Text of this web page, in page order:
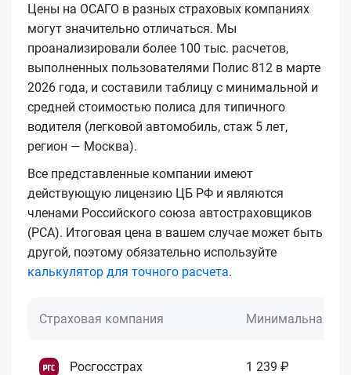
Цены на ОСАГО в разных страховых компаниях
могут значительно отличаться. Мы
проанализировали более 100 тыс. расчетов,
выполненных пользователями Полис 812 в марте
2026 года, и составили таблицу с минимальной и
средней стоимостью полиса для типичного
водителя (легковой автомобиль, стаж 5 лет,
регион — Москва).
Все представленные компании имеют
действующую лицензию ЦБ РФ и являются
членами Российского союза автостраховщиков
(РСА). Итоговая цена в вашем случае может быть
другой, поэтому обязательно используйте
калькулятор для точного расчета.
Страховая компания Минимальная
Росгосстрах 1 239 ₽